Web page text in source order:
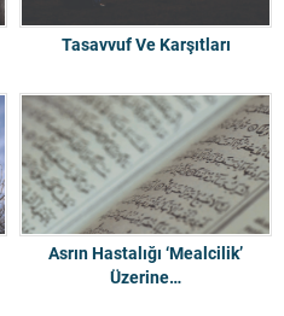
Tasavvuf Ve Karşıtları
Asrın Hastalığı ‘Mealcilik’
Üzerine…